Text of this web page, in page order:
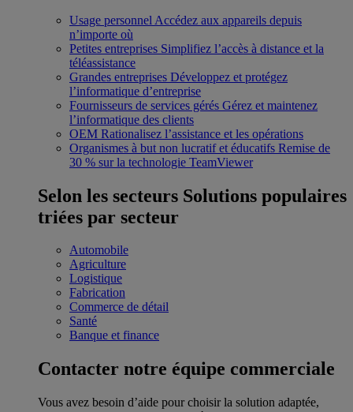
Usage personnel Accédez aux appareils depuis
n’importe où
Petites entreprises Simplifiez l’accès à distance et la
téléassistance
Grandes entreprises Développez et protégez
l’informatique d’entreprise
Fournisseurs de services gérés Gérez et maintenez
l’informatique des clients
OEM Rationalisez l’assistance et les opérations
Organismes à but non lucratif et éducatifs Remise de
30 % sur la technologie TeamViewer
Selon les secteurs Solutions populaires
triées par secteur
Automobile
Agriculture
Logistique
Fabrication
Commerce de détail
Santé
Banque et finance
Contacter notre équipe commerciale
Vous avez besoin d’aide pour choisir la solution adaptée,